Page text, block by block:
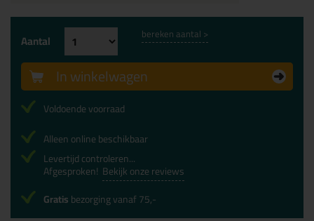
Aantal bereken aantal >
In winkelwagen
Voldoende voorraad
Alleen online beschikbaar
Levertijd controleren...
Afgesproken! Bekijk onze reviews
Gratisbezorging vanaf 75,-